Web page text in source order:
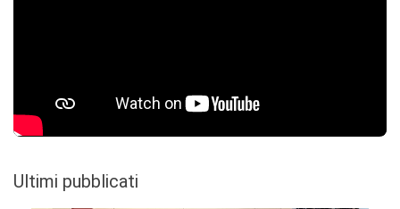
Ultimi pubblicati